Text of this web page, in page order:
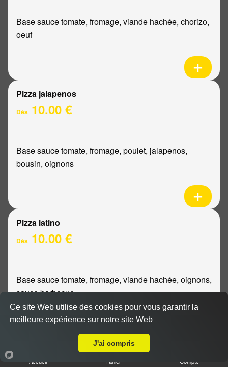
Base sauce tomate, fromage, viande hachée, chorizo,
oeuf
Pizza jalapenos
Dès 10.00 €
Base sauce tomate, fromage, poulet, jalapenos,
bousin, oignons
Pizza latino
Dès 10.00 €
Base sauce tomate, fromage, viande hachée, oignons,
sauce barbecue
Accueil Panier Compte
Ce site Web utilise des cookies pour vous garantir la
meilleure expérience sur notre site Web
J'ai compris